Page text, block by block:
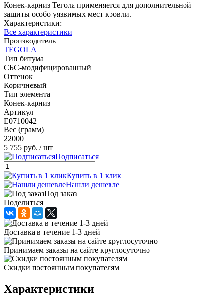
Конек-карниз Тегола применяется для дополнительной
защиты особо уязвимых мест кровли.
Характеристики:
Все характеристики
Производитель
TEGOLA
Тип битума
СБС-модифицированный
Оттенок
Коричневый
Тип элемента
Конек-карниз
Артикул
E0710042
Вес (грамм)
22000
5 755 руб. / шт
Подписаться
Купить в 1 клик
Нашли дешевле
Под заказ
Поделиться
Доставка в течение 1-3 дней
Принимаем заказы на сайте круглосуточно
Скидки постоянным покупателям
Характеристики